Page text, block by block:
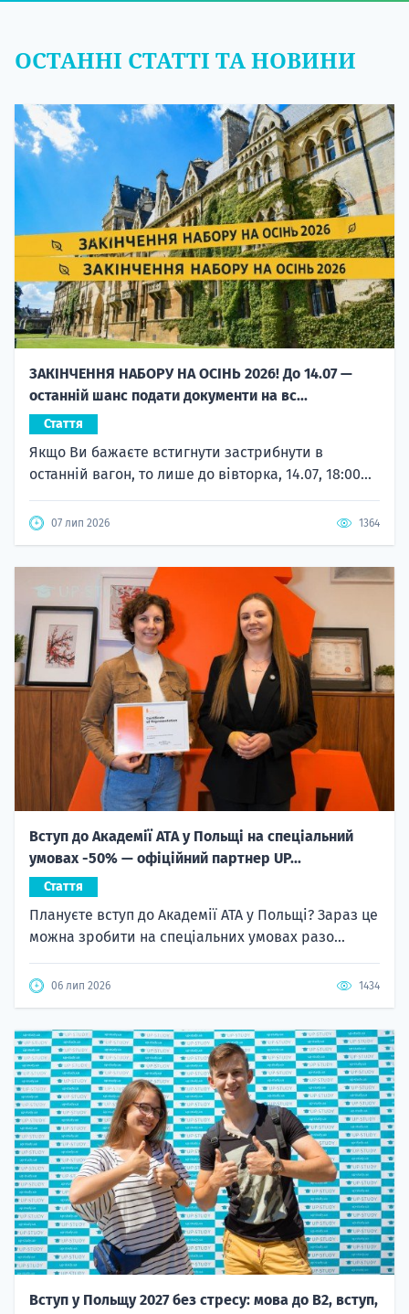
ОСТАННІ СТАТТІ ТА НОВИНИ
ЗАКІНЧЕННЯ НАБОРУ НА ОСІНЬ 2026! До 14.07 —
останній шанс подати документи на вс...
Стаття
Якщо Ви бажаєте встигнути застрибнути в
останній вагон, то лише до вівторка, 14.07, 18:00...
07 лип 2026 1364
Вступ до Академії ATA у Польщі на спеціальний
умовах -50% — офіційний партнер UP...
Стаття
Плануєте вступ до Академії ATA у Польщі? Зараз це
можна зробити на спеціальних умовах разо...
06 лип 2026 1434
Вступ у Польщу 2027 без стресу: мова до B2, вступ,